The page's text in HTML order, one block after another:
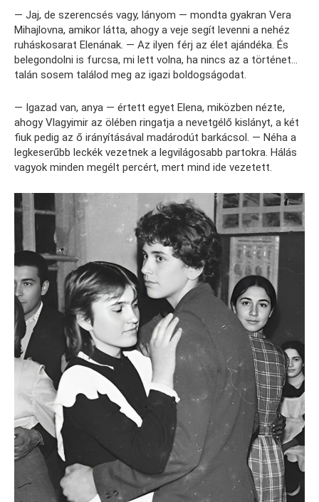
— Jaj, de szerencsés vagy, lányom — mondta gyakran Vera
Mihajlovna, amikor látta, ahogy a veje segít levenni a nehéz
ruháskosarat Elenának. — Az ilyen férj az élet ajándéka. És
belegondolni is furcsa, mi lett volna, ha nincs az a történet…
talán sosem találod meg az igazi boldogságodat.
— Igazad van, anya — értett egyet Elena, miközben nézte,
ahogy Vlagyimir az ölében ringatja a nevetgélő kislányt, a két
fiuk pedig az ő irányításával madárodút barkácsol. — Néha a
legkeserűbb leckék vezetnek a legvilágosabb partokra. Hálás
vagyok minden megélt percért, mert mind ide vezetett.